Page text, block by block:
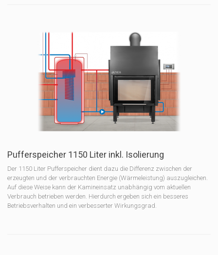
Pufferspeicher 1150 Liter inkl. Isolierung
Der 1150 Liter Pufferspeicher dient dazu die Differenz zwischen der
erzeugten und der verbrauchten Energie (Wärmeleistung) auszugleichen.
Auf diese Weise kann der Kamineinsatz unabhängig vom aktuellen
Verbrauch betrieben werden. Hierdurch ergeben sich ein besseres
Betriebsverhalten und ein verbesserter Wirkungsgrad.